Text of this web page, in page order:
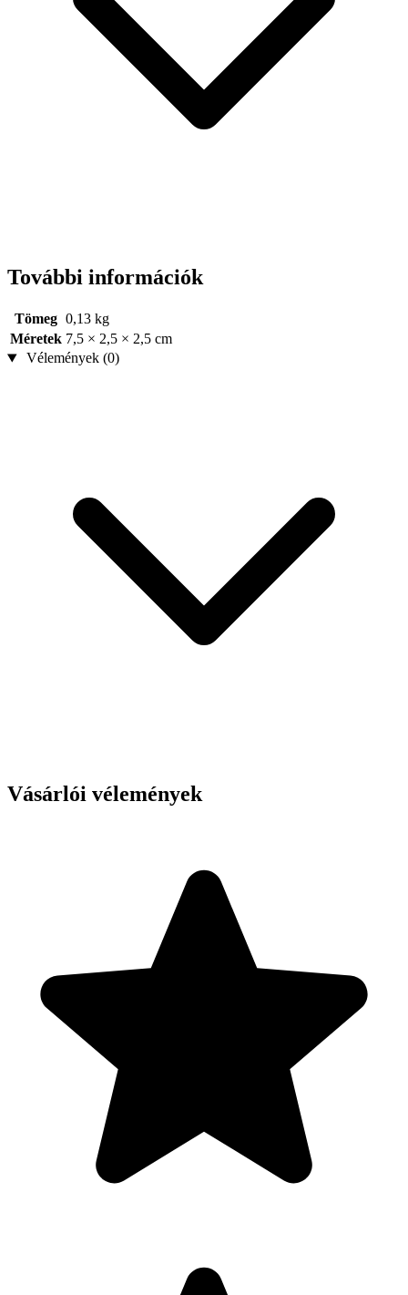
További információk
Tömeg 0,13 kg
Méretek 7,5 × 2,5 × 2,5 cm
Vélemények (0)
Vásárlói vélemények